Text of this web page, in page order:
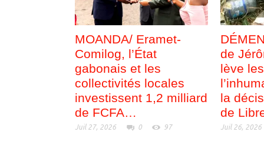
MOANDA/ Eramet-
Comilog, l’État
gabonais et les
collectivités locales
investissent 1,2 milliard
de FCFA…
Juil 27, 2026 0 97
de
lève
la
de
Juil 26, 2026